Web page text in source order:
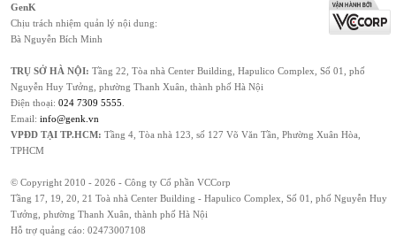
GenK
Chịu trách nhiệm quản lý nội dung:
Bà Nguyễn Bích Minh
TRỤ SỞ HÀ NỘI: Tầng 22, Tòa nhà Center Building, Hapulico Complex, Số 01, phố
Nguyễn Huy Tưởng, phường Thanh Xuân, thành phố Hà Nội
Điện thoại: 024 7309 5555
Email: info@genk.vn
VPĐD TẠI TP.HCM: Tầng 4, Tòa nhà 123, số 127 Võ Văn Tần, Phường Xuân Hòa,
TPHCM
© Copyright 2010 - 2026 - Công ty Cổ phần VCCorp
Tầng 17, 19, 20, 21 Toà nhà Center Building - Hapulico Complex, Số 01, phố Nguyễn Huy
Tưởng, phường Thanh Xuân, thành phố Hà Nội
Hỗ trợ quảng cáo: 02473007108